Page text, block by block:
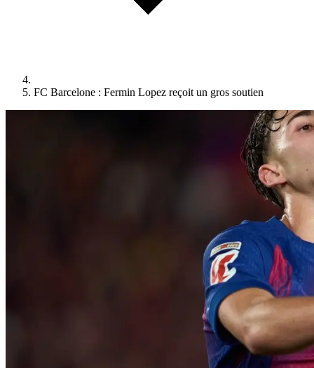
FC Barcelone : Fermin Lopez reçoit un gros soutien